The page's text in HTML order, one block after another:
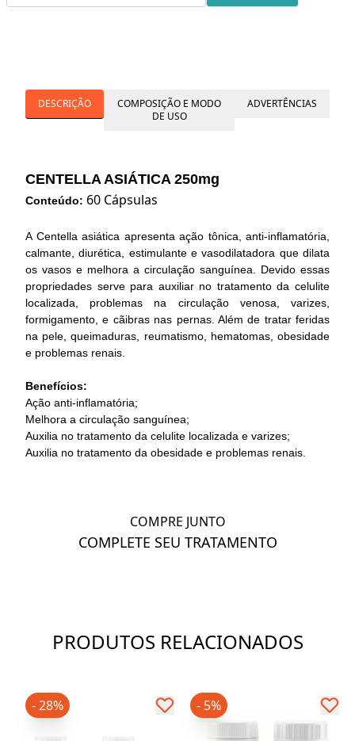
ADVERTÊNCIAS
COMPOSIÇÃO E MODO
DE USO
DESCRIÇÃO
CENTELLA ASIÁTICA 250mg
Conteúdo: 60 Cápsulas
A Centella asiática apresenta ação tônica, anti-inflamatória,
calmante, diurética, estimulante e vasodilatadora que dilata
os vasos e melhora a circulação sanguínea. Devido essas
propriedades serve para auxiliar no tratamento da celulite
localizada, problemas na circulação venosa, varizes,
formigamento, e cãibras nas pernas. Além de tratar feridas
na pele, queimaduras, reumatismo, hematomas, obesidade
e problemas renais.
Benefícios:
Ação anti-inflamatória;
Melhora a circulação sanguínea;
Auxilia no tratamento da celulite localizada e varizes;
Auxilia no tratamento da obesidade e problemas renais.
COMPRE JUNTO
COMPLETE SEU TRATAMENTO
PRODUTOS RELACIONADOS
- 28% - 5%